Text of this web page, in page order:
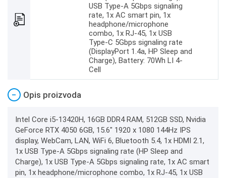
USB Type-A 5Gbps signaling
rate, 1x AC smart pin, 1x
headphone/microphone
combo, 1x RJ-45, 1x USB
Type-C 5Gbps signaling rate
(DisplayPort 1.4a, HP Sleep and
Charge), Battery: 70Wh LI 4-
Cell
− Opis proizvoda
Intel Core i5-13420H, 16GB DDR4 RAM, 512GB SSD, Nvidia
GeForce RTX 4050 6GB, 15.6" 1920 x 1080 144Hz IPS
display, WebCam, LAN, WiFi 6, Bluetooth 5.4, 1x HDMI 2.1,
1x USB Type-A 5Gbps signaling rate (HP Sleep and
Charge), 1x USB Type-A 5Gbps signaling rate, 1x AC smart
pin, 1x headphone/microphone combo, 1x RJ-45, 1x USB